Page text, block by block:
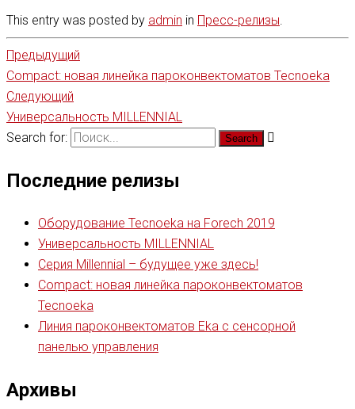
This entry was posted by admin in Пресс-релизы
Предыдущий
Compact: новая линейка пароконвектоматов Tecnoeka
Следующий
Универсальность MILLENNIAL
Search for:
Последние релизы
Оборудование Tecnoeka на Forech 2019
Универсальность MILLENNIAL
Серия Millennial – будущее уже здесь!
Compact: новая линейка пароконвектоматов
Tecnoeka
Линия пароконвектоматов Eka с сенсорной
панелью управления
Архивы